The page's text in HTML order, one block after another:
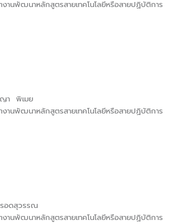
านพัฒนาหลักสูตรสายเทคโนโลยีหรือสายปฏิบัติการ
า พิเมย
านพัฒนาหลักสูตรสายเทคโนโลยีหรือสายปฏิบัติการ
อดสุวรรณ
านพัฒนาหลักสูตรสายเทคโนโลยีหรือสายปฏิบัติการ